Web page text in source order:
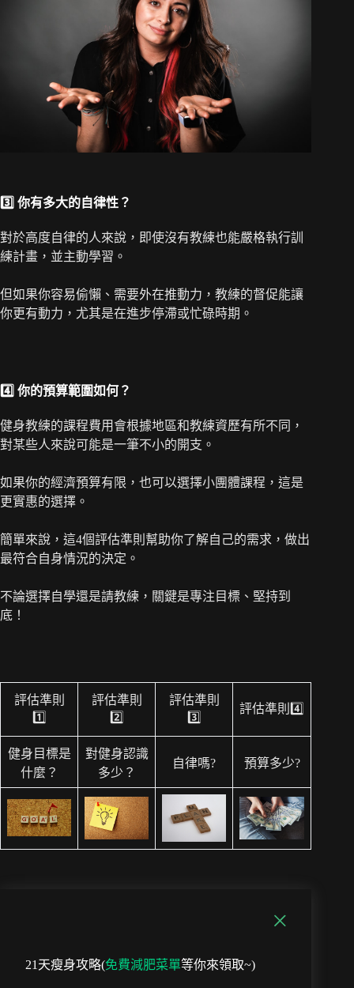
3️⃣ 你有多大的自律性？
對於高度自律的人來說，即使沒有教練也能嚴格執行訓
練計畫，並主動學習。
但如果你容易偷懶、需要外在推動力，教練的督促能讓
你更有動力，尤其是在進步停滯或忙碌時期。
4️⃣ 你的預算範圍如何？
健身教練的課程費用會根據地區和教練資歷有所不同，
對某些人來說可能是一筆不小的開支。
如果你的經濟預算有限，也可以選擇小團體課程，這是
更實惠的選擇。
簡單來說，這4個評估準則幫助你了解自己的需求，做出
最符合自身情況的決定。
不論選擇自學還是請教練，關鍵是專注目標、堅持到
底！
評估準則
1️⃣
評估準則
2️⃣
評估準則
3️⃣
評估準則4️⃣
健身目標是
什麼？
對健身認識
多少？
自律嗎? 預算多少?
21天瘦身攻略(免費減肥菜單等你來領取~)